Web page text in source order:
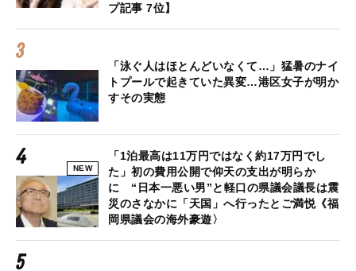
プ記事 7位】
「泳ぐ人はほとんどいなくて…」猛暑のナイ
トプールで起きていた異変…港区女子が明か
すその実態
NEW
「1泊最高は11万円ではなく約17万円でし
た」初の費用公開で仰天の支出が明らか
に “日本一悪い男”と軽口の県議会議長は震
災のさなかに「天国」へ行ったとご満悦《福
岡県議会の海外豪遊〉